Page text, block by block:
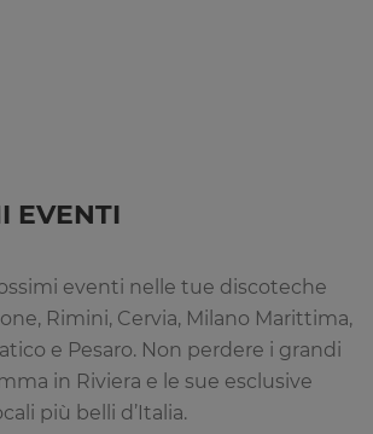
EVENTI
eventi nelle tue discoteche
Rimini, Cervia, Milano Marittima,
e Pesaro. Non perdere i grandi
in Riviera e le sue esclusive
più belli d’Italia.